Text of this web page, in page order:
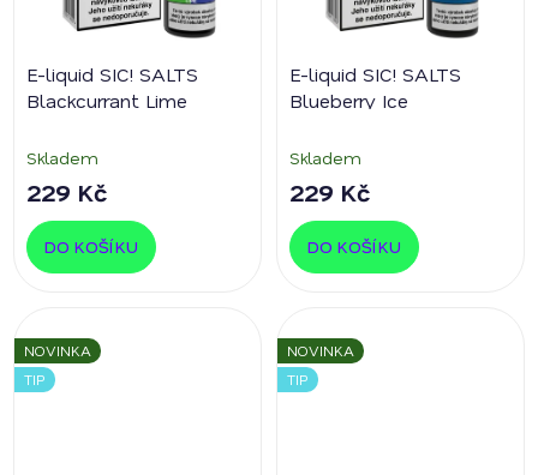
E-liquid SIC! SALTS
Blackcurrant Lime
Skladem
229 Kč
DO KOŠÍKU
E-liquid SIC! SALTS
Blueberry Ice
Skladem
229 Kč
DO KOŠÍKU
NOVINKA
TIP
NOVINKA
TIP